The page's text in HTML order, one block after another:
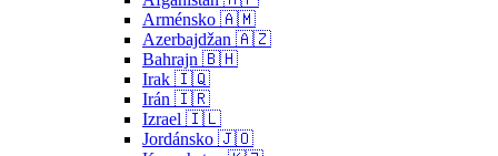
Arménsko 🇦🇲
Azerbajdžan 🇦🇿
Bahrajn 🇧🇭
Irak 🇮🇶
Irán 🇮🇷
Izrael 🇮🇱
Jordánsko 🇯🇴